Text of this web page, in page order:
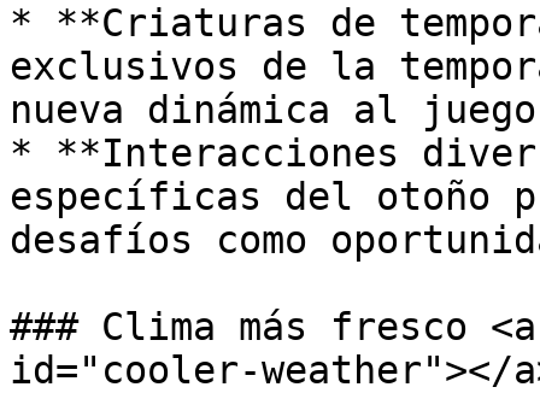
* **Criaturas de
exclusivos de la
nueva dinámica al
* **Interacciones
específicas del otoño
desafíos como
### Clima más fresco
id="cooler-weather"></